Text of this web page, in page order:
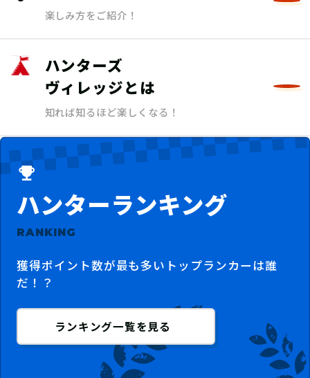
楽しみ方をご紹介！
ハンターズ
ヴィレッジとは
知れば知るほど楽しくなる！
ハンターランキング
RANKING
獲得ポイント数が最も多いトップランカーは誰
だ！？
ランキング一覧を見る